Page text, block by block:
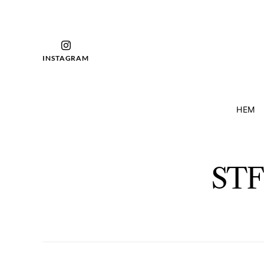
INSTAGRAM
HEM